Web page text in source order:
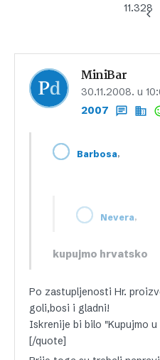
11.328
MiniBar
30.11.2008. u
2007
Barbosa,
Nevera,
kupujmo hrvatsko
Po zastupljenosti Hr.
goli,bosi i gladni!
Iskrenije bi bilo "Kupujmo
[/quote]